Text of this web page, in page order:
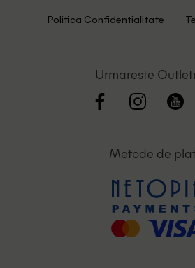
Politica Confidentialitate
Urmareste
Metode de